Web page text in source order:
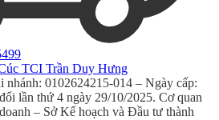
TCI Trần Duy Hưng
0102624215-014 – Ngày cấp:
lần thứ 4 ngày 29/10/2025. Cơ quan
– Sở Kế hoạch và Đầu tư thành